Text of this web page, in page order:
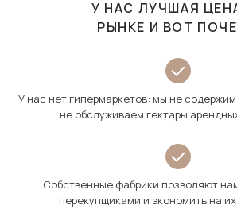
У НАС ЛУЧШАЯ
РЫНКЕ И ВОТ
У нас нет гипермаркетов: мы не
не обслуживаем гектары
Собственные фабрики позволяют
перекупщиками и экономить на